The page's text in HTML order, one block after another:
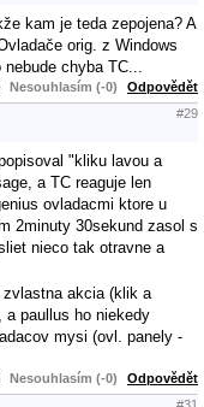
kam je teda zepojena? A
orig. z Windows
chyba TC...
Nesouhlasím (-0) Odpovědět
#29
"kliku lavou a
a TC reaguje len
ovladacmi ktore u
2minuty 30sekund zasol s
nieco tak otravne a
akcia (klik a
paullus ho niekedy
mysi (ovl. panely -
Nesouhlasím (-0) Odpovědět